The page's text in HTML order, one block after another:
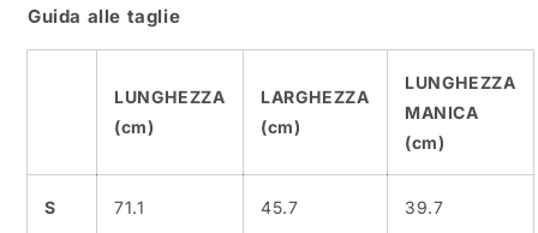
Guida alle taglie
LUNGHEZZA
(cm)
LARGHEZZA
(cm)
LUNGHEZZA
MANICA
(cm)
S 71.1 45.7 39.7